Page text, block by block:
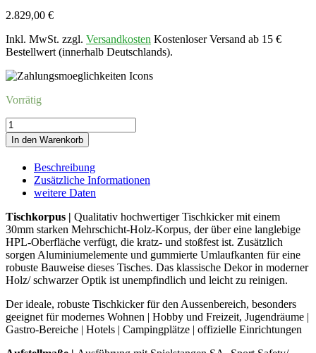
2.829,00 €
Inkl. MwSt. zzgl. Versandkosten Kostenloser Versand ab 15 €
Bestellwert (innerhalb Deutschlands).
Vorrätig
Kicker
STELLA
STAROUT
EICHE-
SCHWARZ-
GRAU
Menge
In den Warenkorb
Beschreibung
Zusätzliche Informationen
weitere Daten
Tischkorpus | Qualitativ hochwertiger Tischkicker mit einem
30mm starken Mehrschicht-Holz-Korpus, der über eine langlebige
HPL-Oberfläche verfügt, die kratz- und stoßfest ist. Zusätzlich
sorgen Aluminiumelemente und gummierte Umlaufkanten für eine
robuste Bauweise dieses Tisches. Das klassische Dekor in moderner
Holz/ schwarzer Optik ist unempfindlich und leicht zu reinigen.
Der ideale, robuste Tischkicker für den Aussenbereich, besonders
geeignet für modernes Wohnen | Hobby und Freizeit, Jugendräume |
Gastro-Bereiche | Hotels | Campingplätze | offizielle Einrichtungen